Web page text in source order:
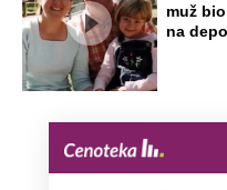
NA VREME SVE
godine:
čak četiri